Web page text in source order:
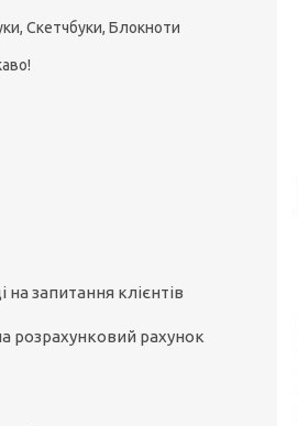
Скетчбуки, Блокноти
на запитання клієнтів
розрахунковий рахунок